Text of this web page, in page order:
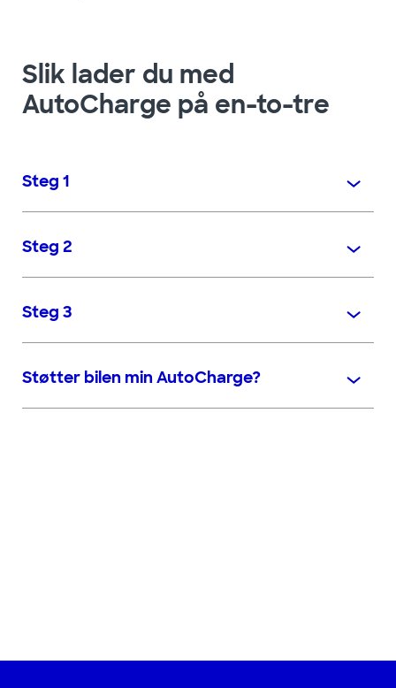
Slik lader du med
AutoCharge på en-to-tre
Steg 1
Steg 2
Steg 3
Støtter bilen min AutoCharge?